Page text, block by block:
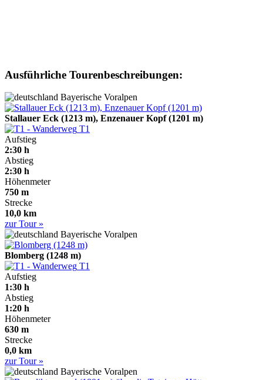
Ausführliche Tourenbeschreibungen:
Bayerische Voralpen
Stallauer Eck (1213 m), Enzenauer Kopf (1201 m)
T1
Aufstieg
2:30 h
Abstieg
2:30 h
Höhenmeter
750 m
Strecke
10,0 km
zur Tour »
Bayerische Voralpen
Blomberg (1248 m)
T1
Aufstieg
1:30 h
Abstieg
1:20 h
Höhenmeter
630 m
Strecke
0,0 km
zur Tour »
Bayerische Voralpen